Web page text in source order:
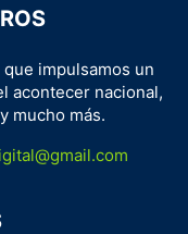
impulsamos un
acontecer nacional,
mucho más.